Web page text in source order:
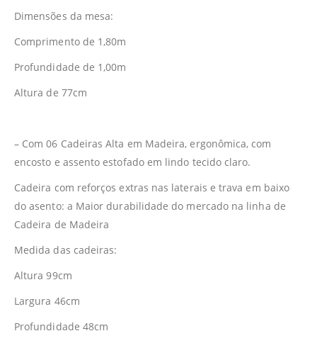
Dimensões da mesa:
Comprimento de 1,80m
Profundidade de 1,00m
Altura de 77cm
– Com 06 Cadeiras Alta em Madeira, ergonômica, com
encosto e assento estofado em lindo tecido claro.
Cadeira com reforços extras nas laterais e trava em baixo
do asento: a Maior durabilidade do mercado na linha de
Cadeira de Madeira
Medida das cadeiras:
Altura 99cm
Largura 46cm
Profundidade 48cm